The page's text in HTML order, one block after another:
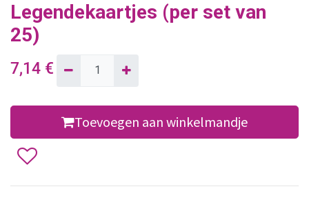
Legendekaartjes (per set van
25)
7,14 €
Toevoegen aan winkelmandje